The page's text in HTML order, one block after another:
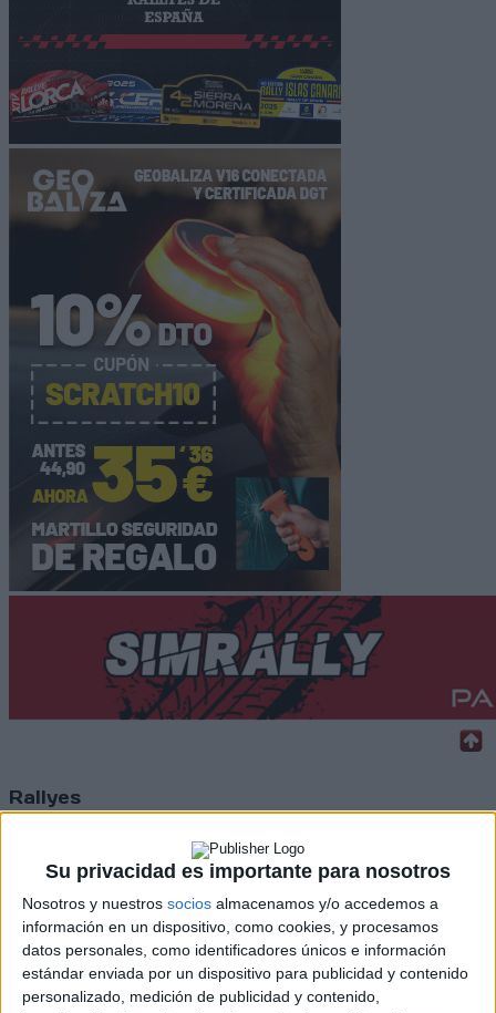
Su privacidad es importante para nosotros
Nosotros y nuestros socios almacenamos y/o accedemos a
información en un dispositivo, como cookies, y procesamos
datos personales, como identificadores únicos e información
estándar enviada por un dispositivo para publicidad y contenido
personalizado, medición de publicidad y contenido,
Rallyes
S-CER
ERC
CERA
CERT
Internacionales
Campeonatos Autonómicos
Históricos